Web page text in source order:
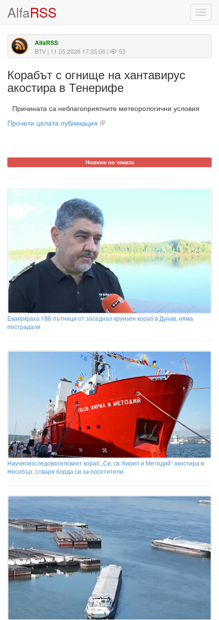
AlfaRSS
AlfaRSS
BTV | 11.05.2026 17:25:06 | 53
Корабът с огнище на хантавирус
акостира в Тенерифе
Причината са неблагоприятните метеорологични условия
Прочети цялата публикация
Новини по темата
Евакуираха 186 пътници от заседнал круизен кораб в Дунав, няма
пострадали
Научноизследователският кораб „Св. св. Кирил и Методий“ акостира в
Несебър, отваря борда си за посетители